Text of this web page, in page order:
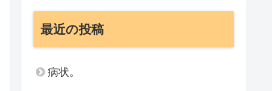
最近の投稿
病状。